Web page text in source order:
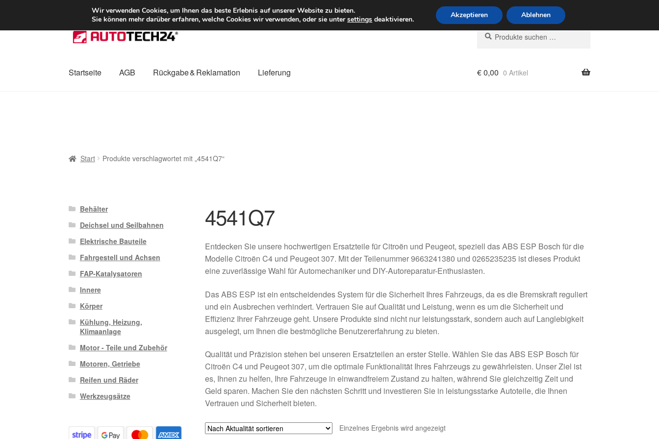
LIEFERUNG ab 6 EUR Mo–Fr 9–16 Uhr · 0175 7465658
Zur
Navigation
Zum
Inhalt
Suchen
nach:
Suchen
Startseite AGB Rückgabe & Reklamation Lieferung €0,00 0 Artikel
Start Produkte verschlagwortet mit „4541Q7“
4541Q7
Entdecken Sie unsere hochwertigen Ersatzteile für Citroën und Peugeot, speziell das ABS ESP Bosch für die
Modelle Citroën C4 und Peugeot 307. Mit der Teilenummer 9663241380 und 0265235235 ist dieses Produkt
eine zuverlässige Wahl für Automechaniker und DIY-Autoreparatur-Enthusiasten.
Das ABS ESP ist ein entscheidendes System für die Sicherheit Ihres Fahrzeugs, da es die Bremskraft reguliert
und ein Ausbrechen verhindert. Vertrauen Sie auf Qualität und Leistung, wenn es um die Sicherheit und
Effizienz Ihrer Fahrzeuge geht. Unsere Produkte sind nicht nur leistungsstark, sondern auch auf Langlebigkeit
ausgelegt, um Ihnen die bestmögliche Benutzererfahrung zu bieten.
Qualität und Präzision stehen bei unseren Ersatzteilen an erster Stelle. Wählen Sie das ABS ESP Bosch für
Citroën C4 und Peugeot 307, um die optimale Funktionalität Ihres Fahrzeugs zu gewährleisten. Unser Ziel ist
es, Ihnen zu helfen, Ihre Fahrzeuge in einwandfreiem Zustand zu halten, während Sie gleichzeitig Zeit und
Geld sparen. Machen Sie den nächsten Schritt und investieren Sie in leistungsstarke Autoteile, die Ihnen
Vertrauen und Sicherheit bieten.
Einzelnes Ergebnis wird angezeigt
Behälter
Deichsel und Seilbahnen
Elektrische Bauteile
Fahrgestell und Achsen
FAP-Katalysatoren
Innere
Körper
Kühlung, Heizung,
Klimaanlage
Motor - Teile und Zubehör
Motoren, Getriebe
Reifen und Räder
Werkzeugsätze
Wir verwenden Cookies, um Ihnen das beste Erlebnis auf unserer Website zu bieten.
Sie können mehr darüber erfahren, welche Cookies wir verwenden, oder sie untersettings deaktivieren. Akzeptieren Ablehnen